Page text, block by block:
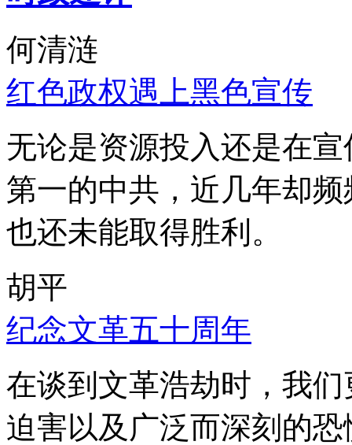
何清涟
红色政权遇上黑色宣传
无论是资源投入还是在
第一的中共，近几年却
也还未能取得胜利。
胡平
纪念文革五十周年
在谈到文革浩劫时，我
迫害以及广泛而深刻的